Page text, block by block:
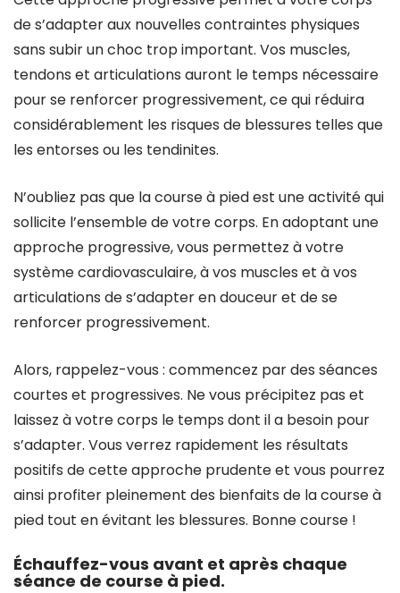
de s’adapter aux nouvelles contraintes physiques
sans subir un choc trop important. Vos muscles,
tendons et articulations auront le temps nécessaire
pour se renforcer progressivement, ce qui réduira
considérablement les risques de blessures telles que
les entorses ou les tendinites.
N’oubliez pas que la course à pied est une activité qui
sollicite l’ensemble de votre corps. En adoptant une
approche progressive, vous permettez à votre
système cardiovasculaire, à vos muscles et à vos
articulations de s’adapter en douceur et de se
renforcer progressivement.
Alors, rappelez-vous : commencez par des séances
courtes et progressives. Ne vous précipitez pas et
laissez à votre corps le temps dont il a besoin pour
s’adapter. Vous verrez rapidement les résultats
positifs de cette approche prudente et vous pourrez
ainsi profiter pleinement des bienfaits de la course à
pied tout en évitant les blessures. Bonne course !
Échauffez-vous avant et après chaque
séance de course à pied.